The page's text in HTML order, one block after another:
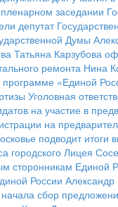
заседании
депутат
Думы
Татьяна Карзубова
ремонта Нина
«Единой
Уголовная
на участие в
на
подводит
городского Лицея
сторонникам Единой
России
сбор